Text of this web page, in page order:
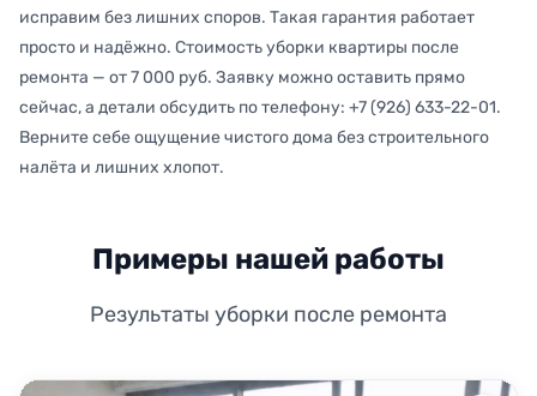
исправим без лишних споров. Такая гарантия работает
просто и надёжно. Стоимость уборки квартиры после
ремонта — от 7 000 руб. Заявку можно оставить прямо
сейчас, а детали обсудить по телефону: +7 (926) 633-22-01.
Верните себе ощущение чистого дома без строительного
налёта и лишних хлопот.
Примеры нашей работы
Результаты уборки после ремонта